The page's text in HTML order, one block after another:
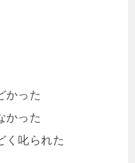
かった
かった
く叱られた